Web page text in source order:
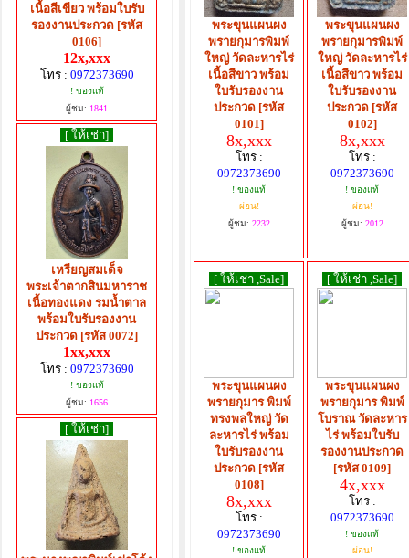
เนื้อสีเขียว พร้อมใบรับ
รองงานประกวด [รหัส
0106]
12x,xxx
โทร : 0972373690
! ของแท้
ผู้ชม: 1841
[ ให้เช่า]
เหรียญสมเด็จ
พระเจ้าตากสินมหาราช
เนื้อทองแดง รมน้ำตาล
พร้อมใบรับรองงาน
ประกวด [รหัส 0072]
1xx,xxx
โทร : 0972373690
! ของแท้
ผู้ชม: 1656
[ ให้เช่า]
พระขุนแผนผง
พรายกุมารพิมพ์
ใหญ่ วัดละหารไร่
เนื้อสีขาว พร้อม
ใบรับรองงาน
ประกวด [รหัส
0101]
8x,xxx
โทร :
0972373690
! ของแท้
ผ่อน!
ผู้ชม: 2232
พระขุนแผนผง
พรายกุมารพิมพ์
ใหญ่ วัดละหารไร่
เนื้อสีขาว พร้อม
ใบรับรองงาน
ประกวด [รหัส
0102]
8x,xxx
โทร :
0972373690
! ของแท้
ผ่อน!
ผู้ชม: 2012
[ ให้เช่า ,Sale]
พระขุนแผนผง
พรายกุมาร พิมพ์
ทรงพลใหญ่ วัด
ละหารไร่ พร้อม
ใบรับรองงาน
ประกวด [รหัส
0108]
8x,xxx
โทร :
0972373690
! ของแท้
[ ให้เช่า ,Sale]
พระขุนแผนผง
พรายกุมาร พิมพ์
โบราณ วัดละหาร
ไร่ พร้อมใบรับ
รองงานประกวด
[รหัส 0109]
4x,xxx
โทร :
0972373690
! ของแท้
ผ่อน!